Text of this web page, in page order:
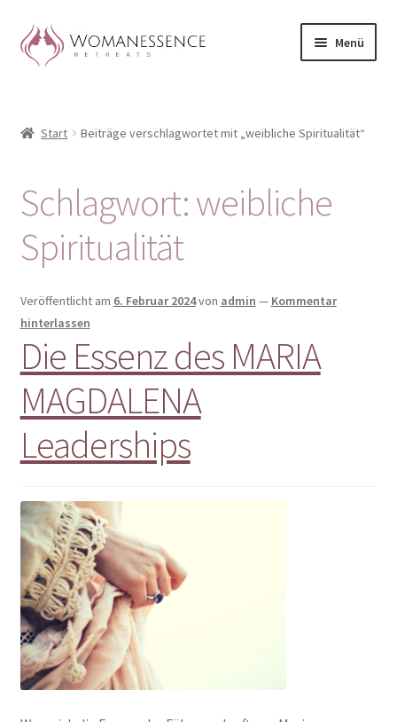
Zur
Navigation
Zum
Inhalt
Menü
Blog
Shop / Retreats im Allgäu
CLAUDIA TAVERNA
Erfahrungen
Warenkorb
Start Beiträge verschlagwortet mit „weibliche Spiritualität“
Schlagwort:weibliche
Spiritualität
Veröffentlicht am 6. Februar 2024von admin — Kommentar
hinterlassen
Die Essenz des MARIA
MAGDALENA
Leaderships